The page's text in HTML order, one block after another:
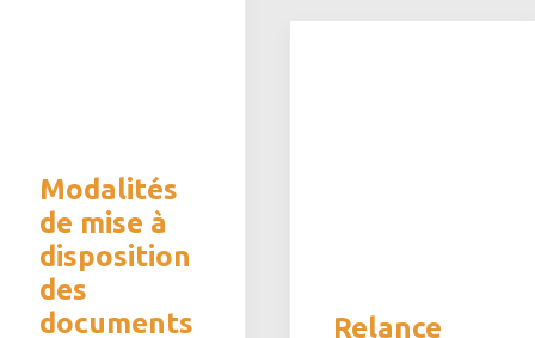
Modalités
de mise à
disposition
des
documents
Relance